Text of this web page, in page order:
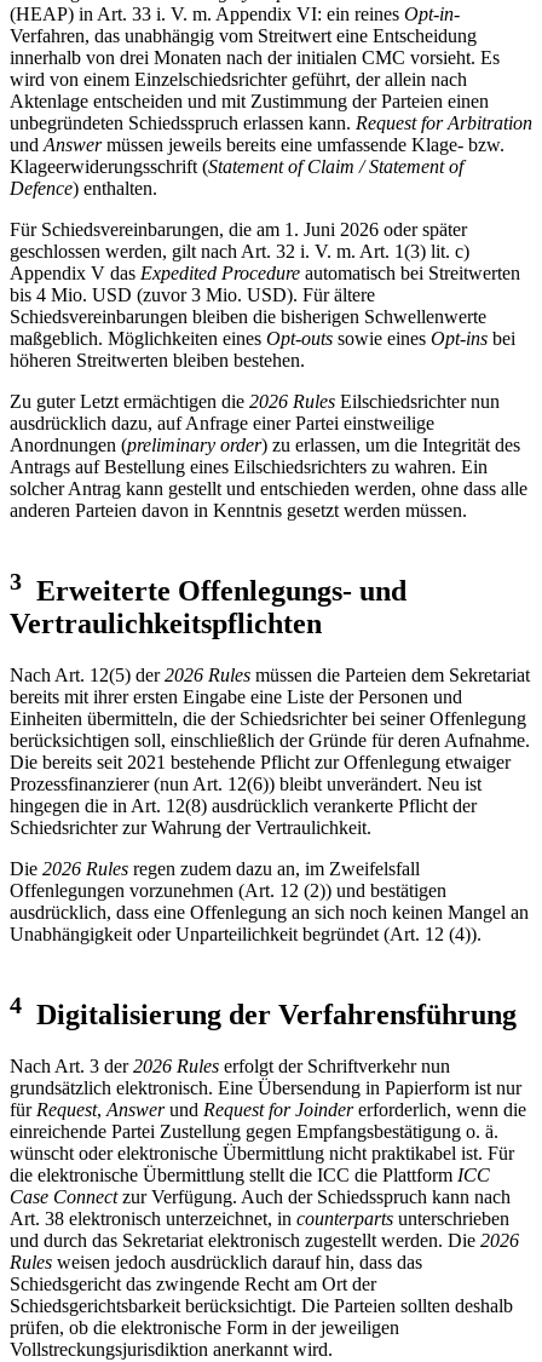
(HEAP) in Art. 33 i. V. m. Appendix VI: ein reines Opt-in-
Verfahren, das unabhängig vom Streitwert eine Entscheidung
innerhalb von drei Monaten nach der initialen CMC vorsieht. Es
wird von einem Einzelschiedsrichter geführt, der allein nach
Aktenlage entscheiden und mit Zustimmung der Parteien einen
unbegründeten Schiedsspruch erlassen kann. Request for Arbitration
undAnswermüssen jeweils bereits eine umfassende Klage- bzw.
Klageerwiderungsschrift (Statement of Claim / Statement of
Defence) enthalten.
Für Schiedsvereinbarungen, die am 1. Juni 2026 oder später
geschlossen werden, gilt nach Art. 32 i. V. m. Art. 1(3) lit. c)
Appendix V das Expedited Procedure automatisch bei Streitwerten
bis 4 Mio. USD (zuvor 3 Mio. USD). Für ältere
Schiedsvereinbarungen bleiben die bisherigen Schwellenwerte
maßgeblich. Möglichkeiten eines Opt-outs sowie eines Opt-ins bei
höheren Streitwerten bleiben bestehen.
Zu guter Letzt ermächtigen die 2026 Rules Eilschiedsrichter nun
ausdrücklich dazu, auf Anfrage einer Partei einstweilige
Anordnungen (preliminary order) zu erlassen, um die Integrität des
Antrags auf Bestellung eines Eilschiedsrichters zu wahren. Ein
solcher Antrag kann gestellt und entschieden werden, ohne dass alle
anderen Parteien davon in Kenntnis gesetzt werden müssen.
3 Erweiterte Offenlegungs- und
Vertraulichkeitspflichten
Nach Art. 12(5) der2026 Rules müssen die Parteien dem Sekretariat
bereits mit ihrer ersten Eingabe eine Liste der Personen und
Einheiten übermitteln, die der Schiedsrichter bei seiner Offenlegung
berücksichtigen soll, einschließlich der Gründe für deren Aufnahme.
Die bereits seit 2021 bestehende Pflicht zur Offenlegung etwaiger
Prozessfinanzierer (nun Art. 12(6)) bleibt unverändert. Neu ist
hingegen die in Art. 12(8) ausdrücklich verankerte Pflicht der
Schiedsrichter zur Wahrung der Vertraulichkeit.
Die 2026 Rules regen zudem dazu an, im Zweifelsfall
Offenlegungen vorzunehmen (Art. 12 (2)) und bestätigen
ausdrücklich, dass eine Offenlegung an sich noch keinen Mangel an
Unabhängigkeit oder Unparteilichkeit begründet (Art. 12 (4)).
4 Digitalisierung der Verfahrensführung
Nach Art. 3 der2026 Rules erfolgt der Schriftverkehr nun
grundsätzlich elektronisch. Eine Übersendung in Papierform ist nur
für Request, Answerund Request for Joindererforderlich, wenn die
einreichende Partei Zustellung gegen Empfangsbestätigung o. ä.
wünscht oder elektronische Übermittlung nicht praktikabel ist. Für
die elektronische Übermittlung stellt die ICC die Plattform ICC
Case Connectzur Verfügung. Auch der Schiedsspruch kann nach
Art. 38 elektronisch unterzeichnet, in counterparts unterschrieben
und durch das Sekretariat elektronisch zugestellt werden. Die 2026
Rules weisen jedoch ausdrücklich darauf hin, dass das
Schiedsgericht das zwingende Recht am Ort der
Schiedsgerichtsbarkeit berücksichtigt. Die Parteien sollten deshalb
prüfen, ob die elektronische Form in der jeweiligen
Vollstreckungsjurisdiktion anerkannt wird.